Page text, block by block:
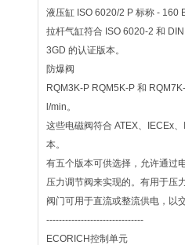
液压缸 ISO 6020/2 P 标称 - 160
拉杆气缸符合 ISO 6020-2 和
3GD 的认证版本。
防爆阀
RQM3K-P RQM5K-P 和
l/min。
这些电磁阀符合 ATEX、IECEx
本。
有五个版本可供选择，允许通过
压力调节阀来实现的。有用于压
阀门可用于直流或整流供电，以
-------------------------------
ECORICH控制单元